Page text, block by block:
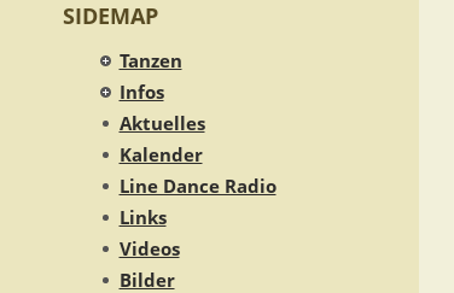
SIDEMAP
Tanzen
Infos
Aktuelles
Kalender
Line Dance Radio
Links
Videos
Bilder